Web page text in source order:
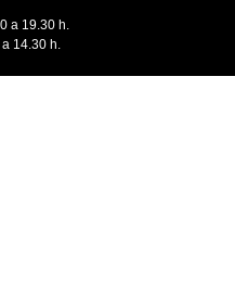
a 19.30 h.
14.30 h.